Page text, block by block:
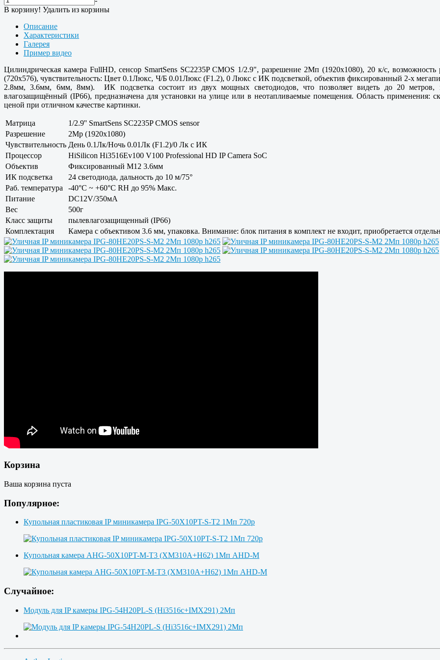
В корзину! Удалить из корзины
Описание
Характеристики
Галерея
Пример видео
Цилиндрическая камера FullHD, сенсор SmartSens SC2235P CMOS 1/2.9", разрешение 2Мп (1920х1080), 20 к/с,
(720x576), чувствительность: Цвет 0.1Люкс, Ч/Б 0.01Люкс (F1.2), 0 Люкс с ИК подсветкой, объектив фиксированный 2-х
2.8мм, 3.6мм, 6мм, 8мм). ИК подсветка состоит из двух мощных светодиодов, что позволяет видеть до 20
влагозащищённый (IP66), предназначена для установки на улице или в неотапливаемые помещения. Область применения:
ценой при отличном качестве картинки.
Матрица
1/2.9'' SmartSens SC2235P CMOS sensor
Разрешение
2Mp (1920x1080)
Чувствительность День 0.1Лк/Ночь 0.01Лк (F1.2)/0 Лк с ИК
Процессор
HiSilicon Hi3516Ev100 V100 Professional HD IP Camera SoC
Объектив
Фиксированный M12 3.6мм
ИК подсветка
24 светодиода, дальность до 10 м/75°
Раб. температура
-40°С ~ +60°С RH до 95% Макс.
Питание
DC12V/350мА
Вес
500г
Класс защиты
пылевлагозащищенный (IP66)
Комплектация
Камера с объективом 3.6 мм, упаковка. Внимание: блок питания в комплект не входит, приобретается
Корзина
Ваша корзина пуста
Популярное:
Купольная пластиковая IP миникамера IPG-50X10PT-S-T2 1Мп 720p
Купольная камера AHG-50X10PT-M-T3 (XM310A+H62) 1Мп AHD-M
Случайное:
Модуль для IP камеры IPG-54H20PL-S (Hi3516c+IMX291) 2Мп